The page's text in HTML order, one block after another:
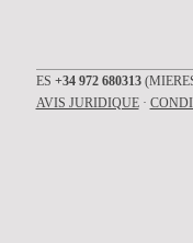
ES +34 972 680313
AVIS JURIDIQUE·